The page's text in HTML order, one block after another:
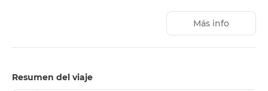
hotel, construido en la década de 1960 y
completamente renovado, ofrece un alojamiento
el arte y la cultura de Taormina. A pocos pasos del hotel
Villagonia, ideal para tomar el sol y explorar la zona. La
recepción está abierta las 24 horas.
Más info
Resumen del viaje